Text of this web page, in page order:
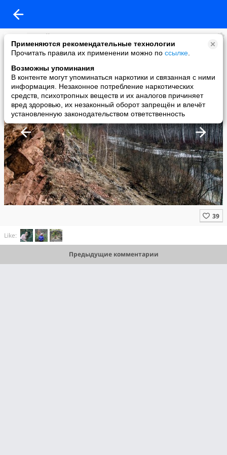
Применяются рекомендательные технологии
Прочитать правила их применении можно по ссылке
Возможны упоминания
В контенте могут упоминаться наркотики и связанная с ними
информация. Незаконное потребление наркотических
средств, психотропных веществ и их аналогов причиняет
вред здоровью, их незаконный оборот запрещён и влечёт
установленную законодательством ответственность
Алтай сегодня
added a photo
24 Nov в 07:21
Like:
Предыдущие комментарии